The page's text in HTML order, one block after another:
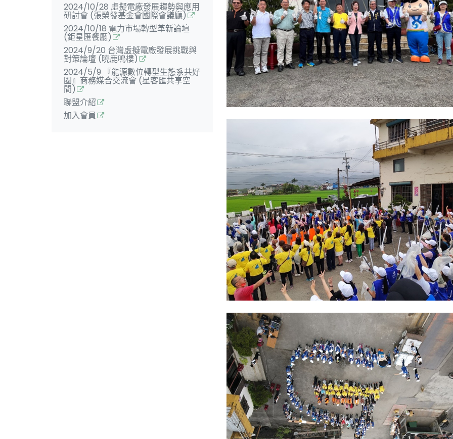
2024/10/28 虛擬電廠發展趨勢與應用
研討會 (張榮發基金會國際會議廳)
2024/10/18 電力市場轉型革新論壇
(鉅星匯餐廳)
2024/9/20 台灣虛擬電廠發展挑戰與
對策論壇 (曉鹿鳴樓)
2024/5/9 『能源數位轉型生態系共好
圈』商務媒合交流會 (星客匯共享空
間)
聯盟介紹
加入會員